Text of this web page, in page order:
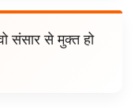
संसार से मुक्त हो